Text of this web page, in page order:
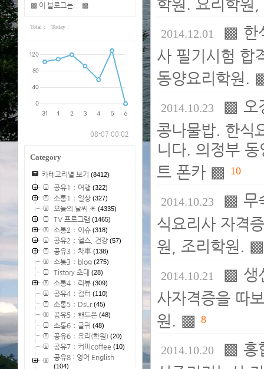
▩ 이 블로그는... ▩
Total : Today :
08-07 00:02
Category
카테고리별 보기 (8412)
공유1：여행 (322)
소통1：일상 (327)
오늘의 날씨 ☀ (4335)
TV 프로그램 (1465)
소통2：이슈 (318)
공유2：헬스, 건강 (57)
공유3：차車 (138)
소통3：blog (275)
Tistory 초대 (28)
소통4：리뷰 (309)
공유4：컴터 (110)
소통5：DsLr(45)
공유5：핸드폰 (48)
소통6：글귀 (48)
공유6：요리(학원) (20)
공유7：커피coffee (10)
공유8 : 영어 English
(104)
2014.12.01 ▩ 한
사 필기시험 합
동양요리학원.
2014.10.23 ▩ 오
콩나물밥. 한식
니다. 의정부
트 폰카 ▩ 10
2014.10.23 ▩ 무
식요리사 자격
원, 조리학원. ▩
2014.10.21 ▩ 생
사자격증을 따
원. ▩ 8
2014.10.20 ▩ 홍